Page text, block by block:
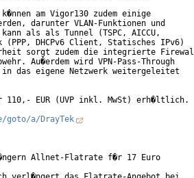
am Vigor130 zudem einige
darunter VLAN-Funktionen und
als als Tunnel (TSPC, AICCU,
DHCPv6 Client, Statisches IPv6)
sorgt zudem die integrierte
Au�erdem wird VPN-Pass-Through
das eigene Netzwerk weitergeleitet
EUR (UVP inkl. MwSt) erh�ltlich.
a/DrayTek
Allnet-Flatrate f�r 17 Euro